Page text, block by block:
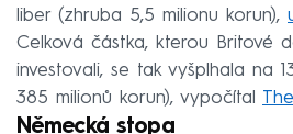
liber (zhruba 5,5 milionu korun),
Celková částka, kterou Britové
investovali, se tak vyšplhala na
385 milionů korun), vypočítal
Německá stopa